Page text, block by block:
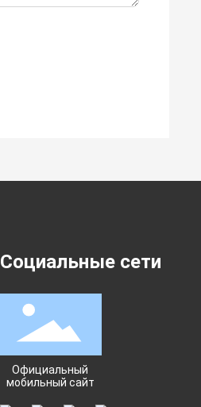
Социальные сети
Официальный
мобильный сайт